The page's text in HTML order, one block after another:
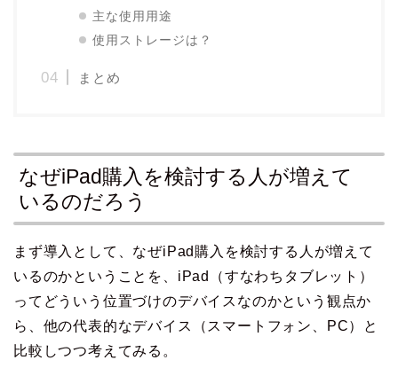
主な使用用途
使用ストレージは？
まとめ
なぜiPad購入を検討する人が増えて
いるのだろう
まず導入として、なぜiPad購入を検討する人が増えて
いるのかということを、iPad（すなわちタブレット）
ってどういう位置づけのデバイスなのかという観点か
ら、他の代表的なデバイス（スマートフォン、PC）と
比較しつつ考えてみる。